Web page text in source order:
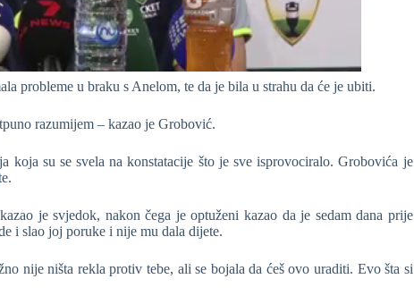
probleme u braku s Anelom, te da je bila u strahu da će je ubiti.
razumijem – kazao je Grobović.
koja su se svela na konstatacije što je sve isprovociralo. Grobovića je
je svjedok, nakon čega je optuženi kazao da je sedam dana prije
i slao joj poruke i nije mu dala dijete.
nije ništa rekla protiv tebe, ali se bojala da ćeš ovo uraditi. Evo šta si